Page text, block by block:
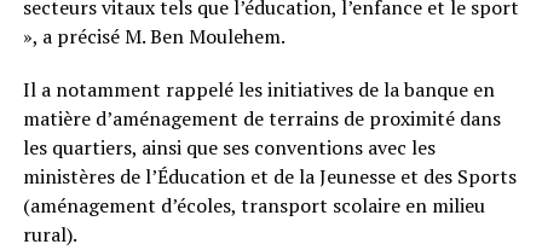
secteurs vitaux tels que l’éducation, l’enfance et le sport
», a précisé M. Ben Moulehem.
Il a notamment rappelé les initiatives de la banque en
matière d’aménagement de terrains de proximité dans
les quartiers, ainsi que ses conventions avec les
ministères de l’Éducation et de la Jeunesse et des Sports
(aménagement d’écoles, transport scolaire en milieu
rural).